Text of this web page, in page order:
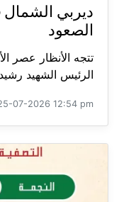
الصعود
تتجه الأنظار عصر
الرئيس الشهيد
07-2026 12:54 pm